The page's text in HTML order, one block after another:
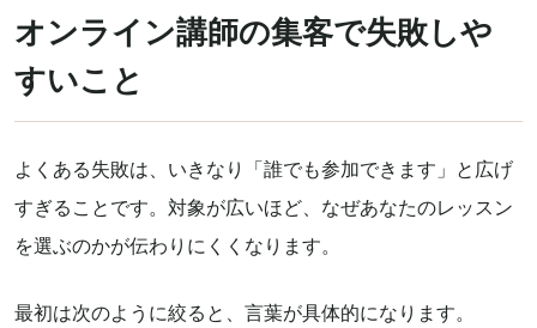
オンライン講師の集客で失敗しや
すいこと
よくある失敗は、いきなり「誰でも参加できます」と広げ
すぎることです。対象が広いほど、なぜあなたのレッスン
を選ぶのかが伝わりにくくなります。
最初は次のように絞ると、言葉が具体的になります。